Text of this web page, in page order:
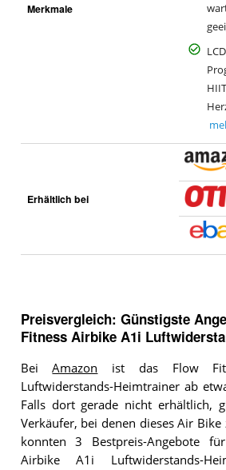
Merkmale
Erhältlich bei
Preisvergleich: Günstigste
Fitness Airbike A1i
BeiAmazon ist das Flow
Luftwiderstands-Heimtrainer ab
Falls dort gerade nicht erhältlich,
Verkäufer, bei denen dieses Air
konnten 3 Bestpreis-Angebote
Airbike A1i Luftwiderstands-